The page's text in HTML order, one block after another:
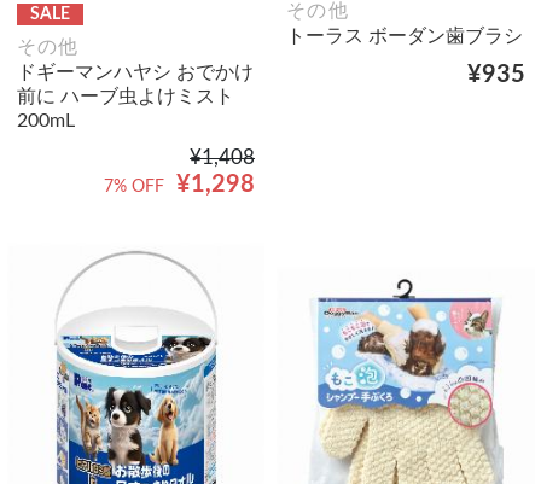
SALE
その他
ドギーマンハヤシ おでかけ
前に ハーブ虫よけミスト
200mL
¥1,408
¥1,298
7% OFF
その他
トーラス ボーダン歯ブラシ
¥935